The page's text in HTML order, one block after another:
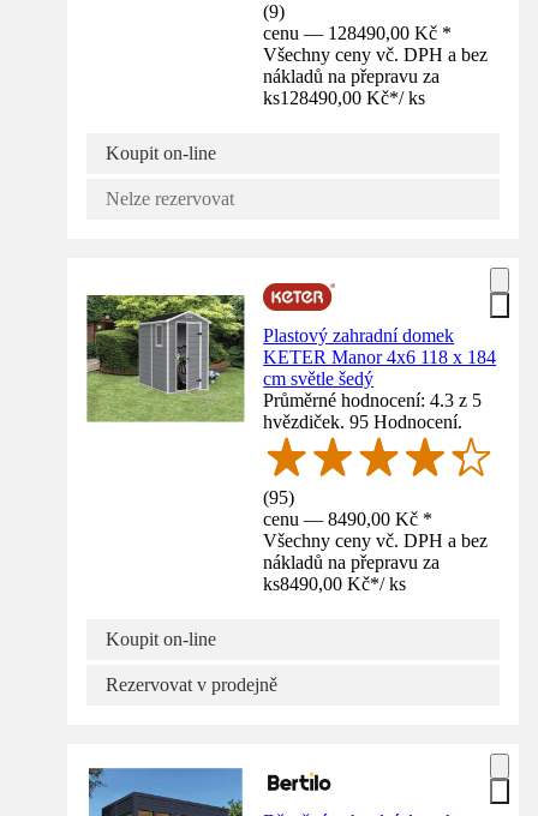
(9)
cenu — 128490,00 Kč *
Všechny ceny vč. DPH a bez
nákladů na přepravu za
ks128490,00 Kč*/ ks
Koupit on-line
Nelze rezervovat
Plastový zahradní domek
KETER Manor 4x6 118 x 184
cm světle šedý
Průměrné hodnocení: 4.3 z 5
hvězdiček. 95 Hodnocení.
(95)
cenu — 8490,00 Kč *
Všechny ceny vč. DPH a bez
nákladů na přepravu za
ks8490,00 Kč*/ ks
Koupit on-line
Rezervovat v prodejně